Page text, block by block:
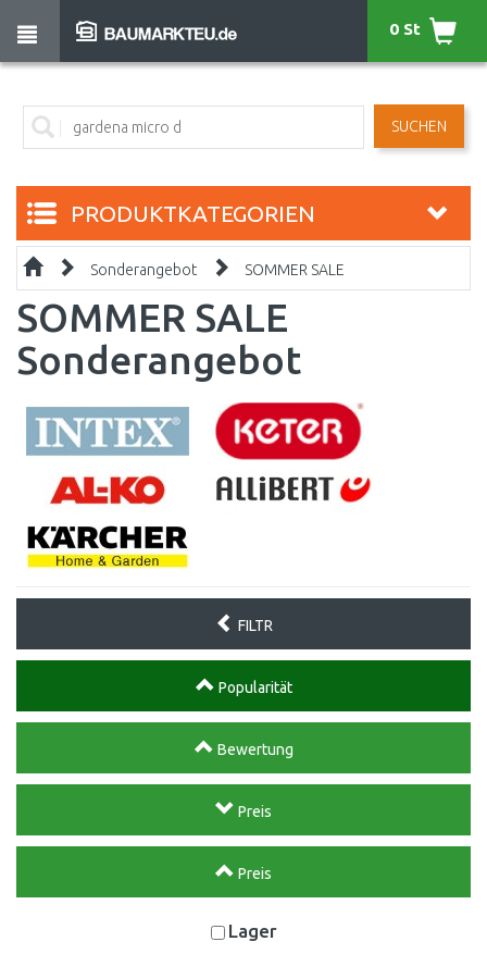
SUCHEN
0 St
PRODUKTKATEGORIEN
Sonderangebot SOMMER SALE
SOMMER SALE
Sonderangebot
FILTR
Popularität
Bewertung
Preis
Preis
Lager